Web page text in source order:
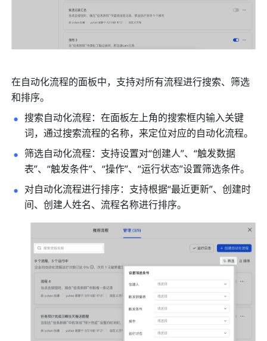
在自动化流程的面板中，支持对所有流程进行搜索、筛选
和排序。
搜索自动化流程：在面板左上角的搜索框内输入关键
词，通过搜索流程的名称，来定位对应的自动化流程。
筛选自动化流程：支持设置对“创建人”、“触发数据
表”、“触发条件”、“操作”、“运行状态”设置筛选条件。
对自动化流程进行排序：支持根据“最近更新”、创建时
间、创建人姓名、流程名称进行排序。